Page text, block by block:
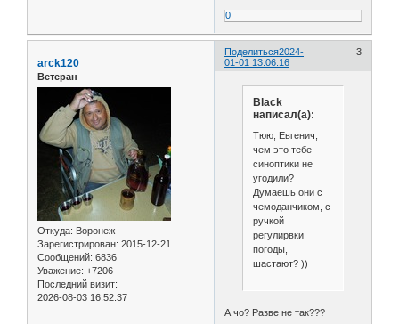
0
Поделиться 3
2024-
01-01 13:06:16
arck120
Ветеран
Откуда: Воронеж
Зарегистрирован: 2015-12-21
Сообщений: 6836
Уважение: +7206
Последний визит:
2026-08-03 16:52:37
Black
написал(а):
Тюю, Евгенич,
чем это тебе
синоптики не
угодили?
Думаешь они с
чемоданчиком, с
ручкой
регулирвки
погоды,
шастают? ))
А чо? Разве не так???